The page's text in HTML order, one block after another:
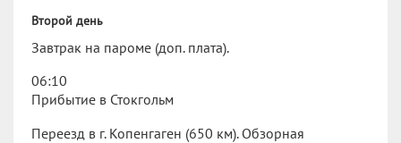
Второй день
Завтрак на пароме (доп. плата).
06:10
Прибытие в Стокгольм
Переезд в г. Копенгаген (650 км). Обзорная